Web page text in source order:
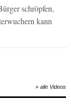
schröpfen,
kann
» alle Videos